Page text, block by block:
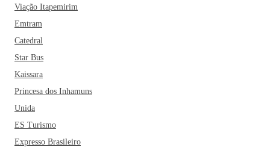
Viação Itapemirim
Emtram
Catedral
Star Bus
Kaissara
Princesa dos Inhamuns
Unida
ES Turismo
Expresso Brasileiro